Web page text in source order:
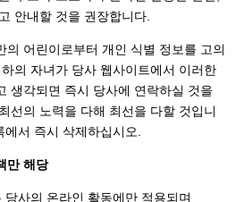
안내할 것을 권장합니다.
의 어린이로부터 개인 식별 정보를 고의
의 자녀가 당사 웹사이트에서 이러한
생각되면 즉시 당사에 연락하실 것을
선의 노력을 다해 최선을 다할 것입니
서 즉시 삭제하십시오.
만 해당
사의 온라인 활동에만 적용되며